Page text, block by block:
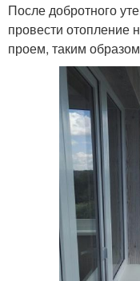
После добротного
провести отопление
проем, таким